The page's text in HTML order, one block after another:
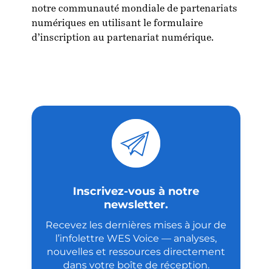
notre communauté mondiale de partenariats
numériques en utilisant le formulaire
d’inscription au partenariat numérique.
Inscrivez-vous à notre
newsletter.
Recevez les dernières mises à jour de
l’infolettre WES Voice — analyses,
nouvelles et ressources directement
dans votre boîte de réception.